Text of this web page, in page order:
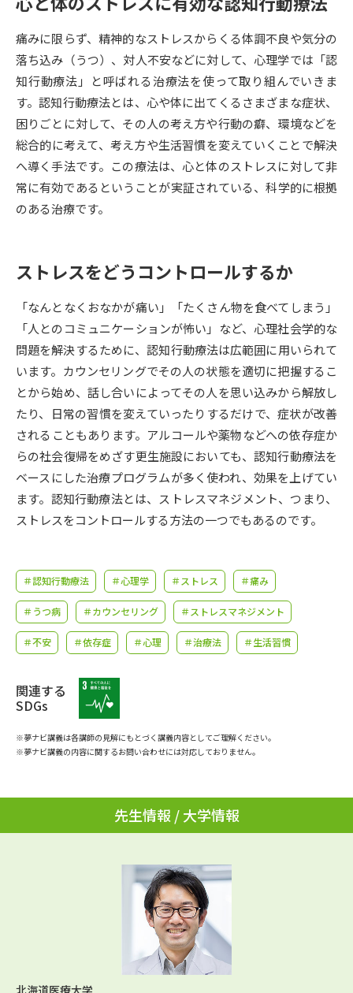
デジタルパンフレット 進路の３択
新学年スタート号特集ページ
（高3生用）
新学年スタート号特集ページ
（高2生用）
SELFBRAND特集ページ
オープンキャンパスなどを調べる
オープンキャンパス検索 実施プログラムから探す
志望校・出願校を調べる
併願校選び 受験スケジュールを立てよう
先輩が入学を決めた理由 テレメール全国一斉進学調査
新生活お役立ちガイド
大学で学びたい学問発見
学問のミニ講義「夢ナビ講義」 学問分野解説
学問の教科書
ユーザーサポート
受付内容・発送状況の確認
テレメール進学カタログ
訂正のご案内
痛みに限らず、精神的なストレスからくる体調不良や気分の
落ち込み（うつ）、対人不安などに対して、心理学では「認
知行動療法」と呼ばれる治療法を使って取り組んでいきま
す。認知行動療法とは、心や体に出てくるさまざまな症状、
困りごとに対して、その人の考え方や行動の癖、環境などを
総合的に考えて、考え方や生活習慣を変えていくことで解決
へ導く手法です。この療法は、心と体のストレスに対して非
常に有効であるということが実証されている、科学的に根拠
のある治療です。
ストレスをどうコントロールするか
「なんとなくおなかが痛い」「たくさん物を食べてしまう」
「人とのコミュニケーションが怖い」など、心理社会学的な
問題を解決するために、認知行動療法は広範囲に用いられて
います。カウンセリングでその人の状態を適切に把握するこ
とから始め、話し合いによってその人を思い込みから解放し
たり、日常の習慣を変えていったりするだけで、症状が改善
されることもあります。アルコールや薬物などへの依存症か
らの社会復帰をめざす更生施設においても、認知行動療法を
ベースにした治療プログラムが多く使われ、効果を上げてい
ます。認知行動療法とは、ストレスマネジメント、つまり、
ストレスをコントロールする方法の一つでもあるのです。
＃認知行動療法 ＃心理学 ＃ストレス ＃痛み
＃うつ病 ＃カウンセリング ＃ストレスマネジメント
＃不安 ＃依存症 ＃心理 ＃治療法 ＃生活習慣
関連する
SDGs
※夢ナビ講義は各講師の見解にもとづく講義内容としてご理解ください。
※夢ナビ講義の内容に関するお問い合わせには対応しておりません。
先生情報 / 大学情報
北海道医療大学